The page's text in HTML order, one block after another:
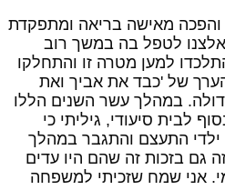
והפכה מאישה בריאה ומתפקדת
לטפל בה במשך רוב
למען מטרה זו והתחלקו
של 'כבד את אביך ואת
במהלך עשר השנים הללו
לבית סיעודי, גיליתי כי
התעצם והתגבר במהלך
בזכות זה שהם היו עדים
אני שמח שזכיתי למשפחה